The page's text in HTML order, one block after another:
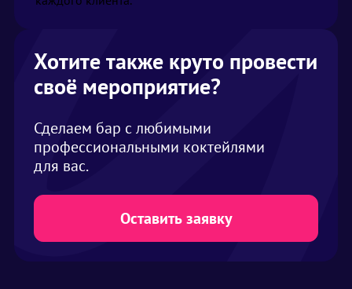
Хотите также круто провести
своё мероприятие?
Сделаем бар с любимыми
профессиональными коктейлями
для вас.
Оставить заявку